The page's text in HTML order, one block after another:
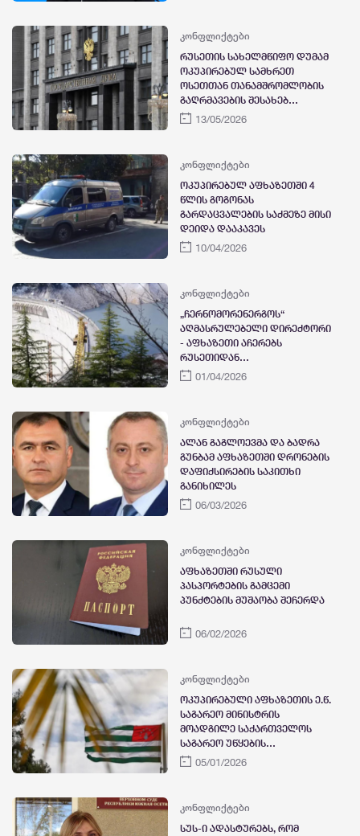
გულით ვაკეთებთ
კონფლიქტები
რუსეთის სახელმწიფო დუმამ
ოკუპირებულ სამხრეთ
ოსეთთან თანამშრომლობის
გაღრმავების შესახებ
შეთანხმების რატიფიცირება
13/05/2026
კონფლიქტები
ოკუპირებულ აფხაზეთში 4
წლის გოგონას
გარდაცვალების საქმეზე მისი
დეიდა დააკავეს
10/04/2026
კონფლიქტები
„ჩერნომორენერგოს“
აღმასრულებელი დირექტორი
- აფხაზეთი აჩერებს
რუსეთიდან
ელექტროენერგიის მიღებას
- წყალსაცავში წყლის დონის
მომატება აფხაზეთის
საჭიროებებს სრულად ფარავს
01/04/2026
კონფლიქტები
ალან გაგლოევმა და ბადრა
გუნბამ აფხაზეთში დრონების
დაფიქსირების საკითხი
განიხილეს
06/03/2026
კონფლიქტები
აფხაზეთში რუსული
პასპორტების გამცემი
პუნქტების მუშაობა შეჩერდა
06/02/2026
კონფლიქტები
ოკუპირებული აფხაზეთის ე.წ.
საგარეო მინისტრის
მოადგილე საქართველოს
საგარეო უწყების
განცხადებაზე - აფხაზეთის
განიხილავს
05/01/2026
კონფლიქტები
სუს-ი ადასტურებს, რომ